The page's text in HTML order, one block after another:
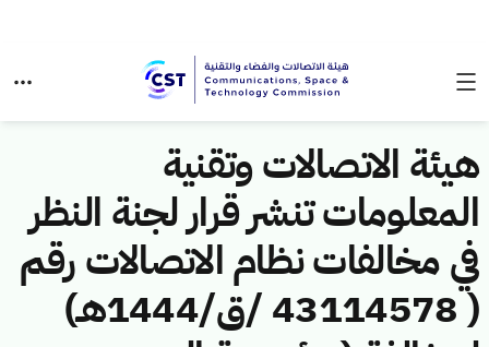
هيئة الاتصالات وتقنية
المعلومات تنشر قرار لجنة النظر
في مخالفات نظام الاتصالات رقم
( 43114578 /ق/1444هـ)